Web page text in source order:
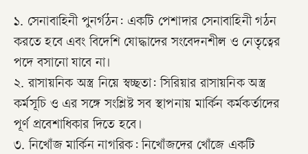
১. সেনাবাহিনী পুনর্গঠন: একটি পেশাদার সেনাবাহিনী গঠন
করতে হবে এবং বিদেশি যোদ্ধাদের সংবেদনশীল ও নেতৃত্বের
পদে বসানো যাবে না।
২. রাসায়নিক অস্ত্র নিয়ে স্বচ্ছতা: সিরিয়ার রাসায়নিক অস্ত্র
কর্মসূচি ও এর সঙ্গে সংশ্লিষ্ট সব স্থাপনায় মার্কিন কর্মকর্তাদের
পূর্ণ প্রবেশাধিকার দিতে হবে।
৩. নিখোঁজ মার্কিন নাগরিক: নিখোঁজদের খোঁজে একটি